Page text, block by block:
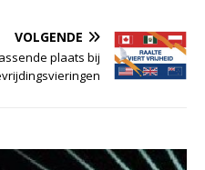
VOLGENDE
plaats bij